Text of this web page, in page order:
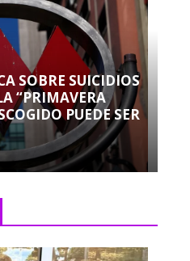
SOBRE SUICIDIOS
“PRIMAVERA
PUEDE SER